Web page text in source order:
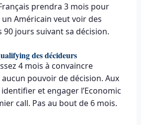
prendra 3 mois pour
Américain veut voir des
90 jours suivant sa décision.
des décideurs
4 mois à convaincre
aucun pouvoir de décision. Aux
et engager l’Economic
call. Pas au bout de 6 mois.